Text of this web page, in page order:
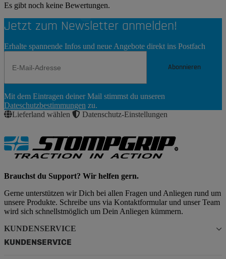
Es gibt noch keine Bewertungen.
Jetzt zum Newsletter anmelden!
Erhalte spannende Infos und neue Angebote direkt ins Postfach
Abonnieren
Abonnieren
Mit dem Eintragen deiner Mail stimmst du unseren
Dateschutzbestimmungen zu.
Lieferland wählen
Datenschutz-Einstellungen
Brauchst du Support? Wir helfen gern.
Gerne unterstützen wir Dich bei allen Fragen und Anliegen rund um
unsere Produkte. Schreibe uns via Kontaktformular und unser Team
wird sich schnellstmöglich um Dein Anliegen kümmern.
KUNDENSERVICE
KUNDENSERVICE